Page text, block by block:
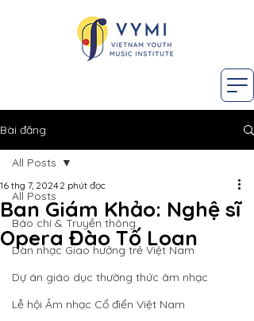
Bài đăng
All Posts
Báo chí & Truyền thông
Dàn nhạc Giao hưởng trẻ Việt Nam
Dự án giáo dục thường thức âm nhạc
Lễ hội Âm nhạc Cổ điển Việt Nam
All Posts
Ban Giám Khảo: Nghệ sĩ
Opera Đào Tố Loan
16 thg 7, 2024 2 phút đọc